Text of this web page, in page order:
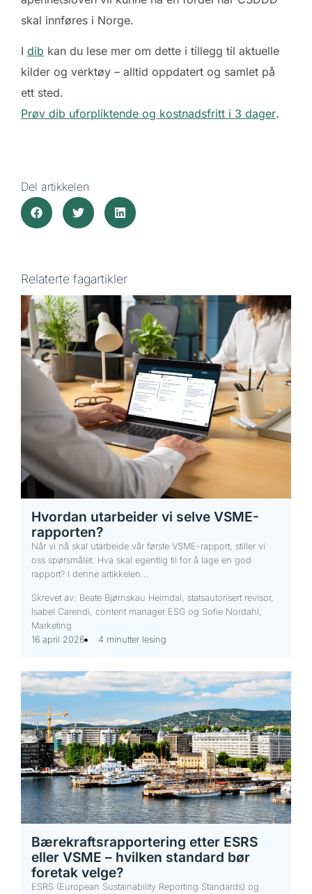
skal innføres i Norge.
I dib kan du lese mer om dette i tillegg til aktuelle
kilder og verktøy – alltid oppdatert og samlet på
ett sted.
Prøv dib uforpliktende og kostnadsfritt i 3 dager.
Del artikkelen
Relaterte fagartikler
Hvordan utarbeider vi selve VSME-
rapporten?
Når vi nå skal utarbeide vår første VSME-rapport, stiller vi
oss spørsmålet: Hva skal egentlig til for å lage en god
rapport? I denne artikkelen...
Skrevet av: Beate Bjørnskau Heimdal, statsautorisert revisor,
Isabel Carendi, content manager ESG og Sofie Nordahl,
Marketing
16 april 2026
4 minutter lesing
Bærekraftsrapportering etter ESRS
eller VSME – hvilken standard bør
foretak velge?
ESRS (European Sustainability Reporting Standards) og